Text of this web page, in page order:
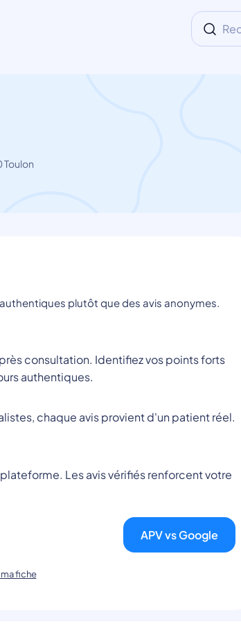
Toulon
plutôt que des avis anonymes.
consultation. Identifiez vos points forts
authentiques.
chaque avis provient d'un patient réel.
Les avis vérifiés renforcent votre
APV vs Google
fiche